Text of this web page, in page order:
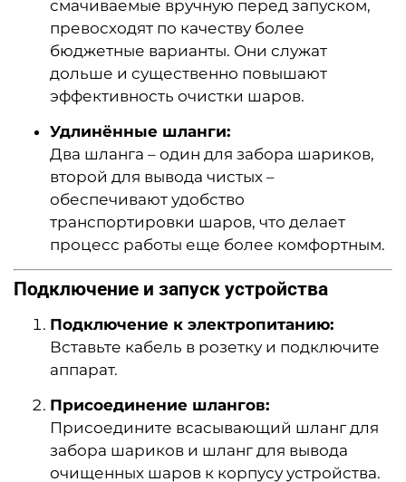
смачиваемые вручную перед запуском,
превосходят по качеству более
бюджетные варианты. Они служат
дольше и существенно повышают
эффективность очистки шаров.
Удлинённые шланги:
Два шланга – один для забора шариков,
второй для вывода чистых –
обеспечивают удобство
транспортировки шаров, что делает
процесс работы еще более комфортным.
Подключение и запуск устройства
Подключение к электропитанию:
Вставьте кабель в розетку и подключите
аппарат.
Присоединение шлангов:
Присоедините всасывающий шланг для
забора шариков и шланг для вывода
очищенных шаров к корпусу устройства.